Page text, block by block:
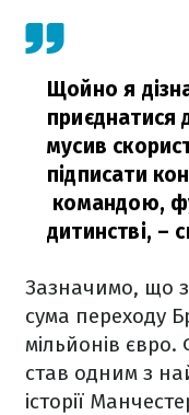
Щойно я
мусив
підписати
командою,
дитинстві, –
Зазначимо, що
сума переходу
мільйонів євро.
став одним з
історії